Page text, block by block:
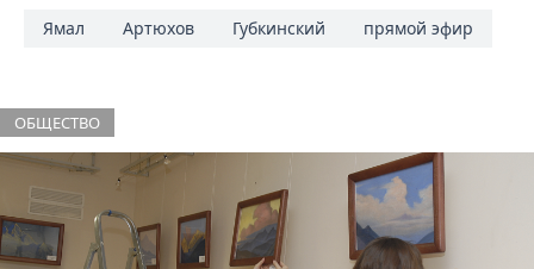
Ямал Артюхов Губкинский прямой эфир
ОБЩЕСТВО